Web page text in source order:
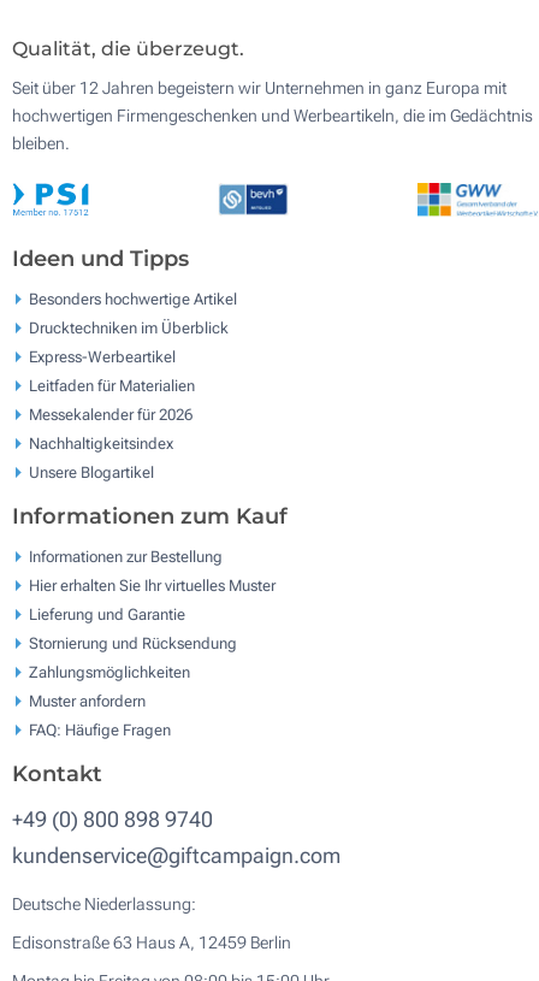
Qualität, die überzeugt.
Seit über 12 Jahren begeistern wir Unternehmen in ganz Europa mit
hochwertigen Firmengeschenken und Werbeartikeln, die im Gedächtnis
bleiben.
Ideen und Tipps
Besonders hochwertige Artikel
Drucktechniken im Überblick
Express-Werbeartikel
Leitfaden für Materialien
Messekalender für 2026
Nachhaltigkeitsindex
Unsere Blogartikel
Informationen zum Kauf
Informationen zur Bestellung
Hier erhalten Sie Ihr virtuelles Muster
Lieferung und Garantie
Stornierung und Rücksendung
Zahlungsmöglichkeiten
Muster anfordern
FAQ: Häufige Fragen
Kontakt
+49 (0) 800 898 9740
kundenservice@giftcampaign.com
Deutsche Niederlassung:
Edisonstraße 63 Haus A, 12459 Berlin